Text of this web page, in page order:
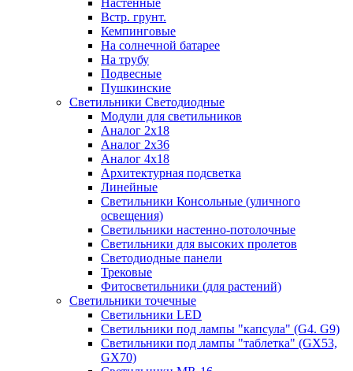
Встр. грунт.
Кемпинговые
На солнечной батарее
На трубу
Подвесные
Пушкинские
Светильники Светодиодные
Модули для светильников
Аналог 2х18
Аналог 2х36
Аналог 4х18
Архитектурная подсветка
Линейные
Светильники Консольные (уличного
освещения)
Светильники настенно-потолочные
Светильники для высоких пролетов
Светодиодные панели
Трековые
Фитосветильники (для растений)
Светильники точечные
Светильники LED
Светильники под лампы "капсула" (G4. G9)
Светильники под лампы "таблетка" (GX53,
GX70)